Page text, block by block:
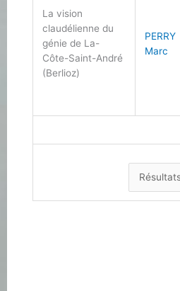
La vision
claudélienne du
génie de La-
Côte-Saint-André
(Berlioz)
PERRY
Marc